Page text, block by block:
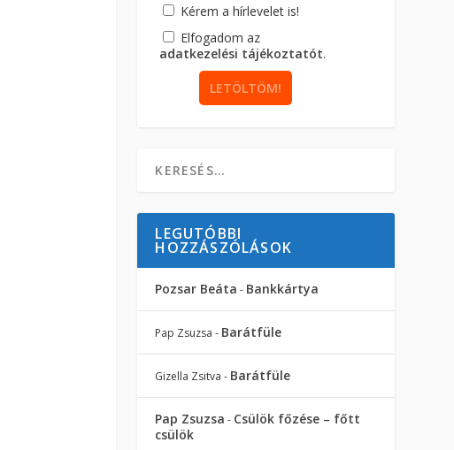
Kérem a hírlevelet is!
Elfogadom az
adatkezelési tájékoztatót.
LEGUTÓBBI
HOZZÁSZÓLÁSOK
Pozsar Beáta - Bankkártya
Pap Zsuzsa - Barátfüle
Gizella Zsitva - Barátfüle
Pap Zsuzsa - Csülök főzése – főtt
csülök